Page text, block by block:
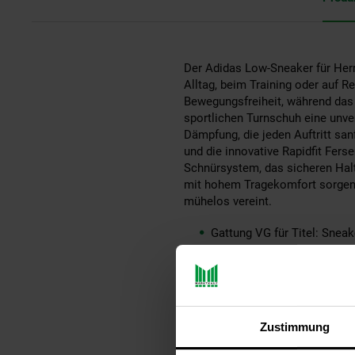
Zustimmung
Der Adidas Low-Sneaker für
Alltag, beim Training oder auf
Bewegungsfreiheit, während
sportlichen Turnschuh eine
Dämpfung, die jeden Auftritt
und die innovative Rapidfit
Schnürsystem, das sicheren
mit hohem Tragekomfort
mühelos vereint.
Gattung VG für Titel:
ay-PFAS: PFAS Frei
ay-material: Obermaterial:
ay-material-eigenschaften:
ay-passform schuh: keine